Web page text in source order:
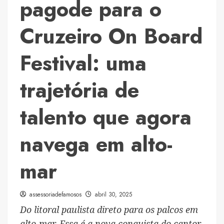
pagode para o
Cruzeiro On Board
Festival: uma
trajetória de
talento que agora
navega em alto-
mar
assessoriadefamosos abril 30, 2025
Do litoral paulista direto para os palcos em